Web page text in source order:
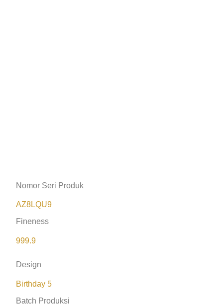
Nomor Seri Produk
AZ8LQU9
Fineness
999.9
Design
Birthday 5
Batch Produksi